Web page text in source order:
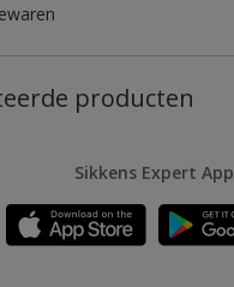
producten
Sikkens Expert App